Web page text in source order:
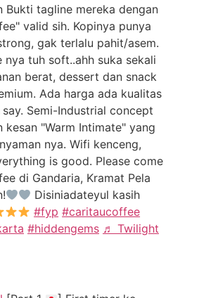
Bukti tagline mereka dengan
valid sih. Kopinya punya
gak terlalu pahit/asem.
nya tuh soft..ahh suka sekali
berat, dessert dan snack
Ada harga ada kualitas
Semi-Industrial concept
kesan "Warm Intimate" yang
nya. Wifi kenceng,
is good. Please come
di Gandaria, Kramat Pela
Disiniadateyul kasih
#fyp #caritaucoffee
#hiddengems ♬ Twilight